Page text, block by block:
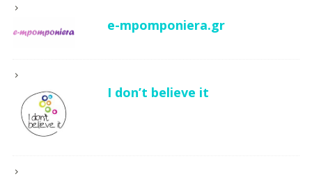
e-mpomponiera.gr
I don’t believe it